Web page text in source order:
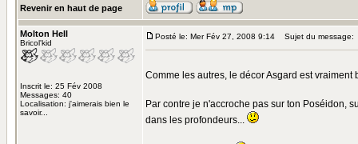
Revenir en haut de page
Molton Hell
Bricol'kid
Inscrit le: 25 Fév 2008
Messages: 40
Localisation: j'aimerais bien le
savoir...
Posté le: Mer Fév 27, 2008 9:14 Sujet du message:
Comme les autres, le décor Asgard est
Par contre je n'accroche pas sur ton Poséidon,
dans les profondeurs...